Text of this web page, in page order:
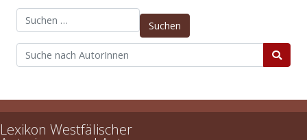
Suchen nach:
Lexikon Westfälischer